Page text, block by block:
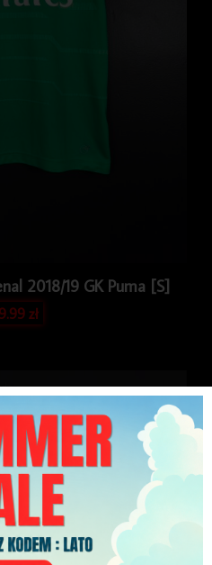
2018/19 GK Puma [S]
zł